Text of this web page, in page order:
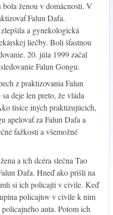
ženou v domácnosti. V
Falun Dafa.
a gynekologická
liečby. Boli šťastnou
20. júla 1999 začal
Falun Gongu.
z praktizovania Falun
deje len preto, že vláda
tisíce iných praktizujúcich,
apelovať za Falun Dafa a
ťažkosti a všemožné
a ich dcéra slečna Tao
Dafa. Hneď ako prišli na
si ich policajti v civile. Keď
policajtov v civile k nim
auta. Potom ich